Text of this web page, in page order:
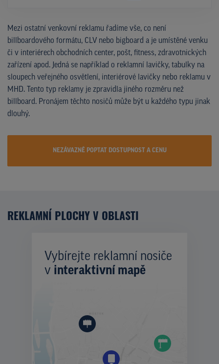
Mezi ostatní venkovní reklamu řadíme vše, co není
billboardového formátu, CLV nebo bigboard a je umístěné venku
či v interiérech obchodních center, pošt, fitness, zdravotnických
zařízení apod. Jedná se například o reklamní lavičky, tabulky na
sloupech veřejného osvětlení, interiérové lavičky nebo reklamu v
MHD. Tento typ reklamy je zpravidla jiného rozměru než
billboard. Pronájem těchto nosičů může být u každého typu jinak
dlouhý.
NEZÁVAZNĚ POPTAT DOSTUPNOST A CENU
REKLAMNÍ PLOCHY V OBLASTI
Vybírejte reklamní nosiče
v interaktivní mapě